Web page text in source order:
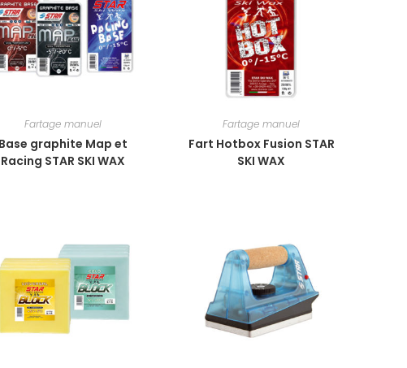
Fartage manuel
Base graphite Map et
Racing STAR SKI WAX
Fartage manuel
Fart Hotbox Fusion STAR
SKI WAX